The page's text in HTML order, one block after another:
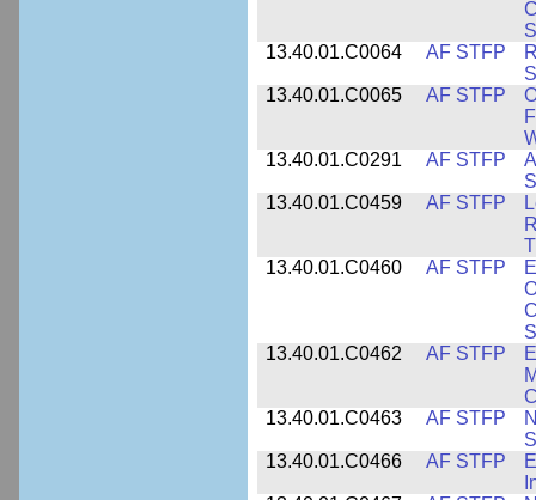
13.40.01.C0064
AF STFP
13.40.01.C0065
AF STFP
13.40.01.C0291
AF STFP
13.40.01.C0459
AF STFP
13.40.01.C0460
AF STFP
13.40.01.C0462
AF STFP
13.40.01.C0463
AF STFP
13.40.01.C0466
AF STFP